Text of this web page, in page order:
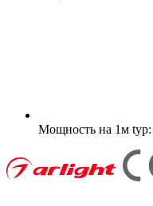
Мощность на 1м